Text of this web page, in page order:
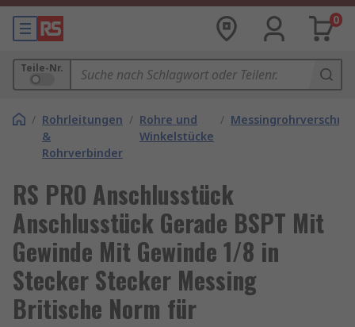
0
Teile-Nr.
/ Rohrleitungen
&
Rohrverbinder
/ Rohre und
Winkelstücke
/
RS PRO Anschlusstück
Anschlusstück Gerade BSPT Mit
Gewinde Mit Gewinde 1/8 in
Stecker Stecker Messing
Britische Norm für